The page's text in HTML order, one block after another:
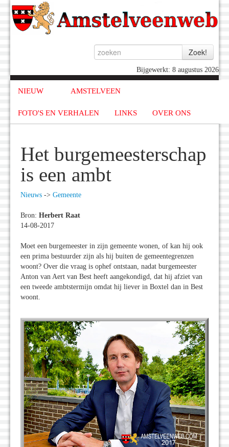
Bijgewerkt: 8 augustus 2026
NIEUW AMSTELVEEN
FOTO'S EN VERHALEN LINKS OVER ONS
Het burgemeesterschap
is een ambt
Nieuws -> Gemeente
Bron: Herbert Raat
14-08-2017
Moet een burgemeester in zijn gemeente wonen, of kan hij ook
een prima bestuurder zijn als hij buiten de gemeentegrenzen
woont? Over die vraag is ophef ontstaan, nadat burgemeester
Anton van Aert van Best heeft aangekondigd, dat hij afziet van
een tweede ambtstermijn omdat hij liever in Boxtel dan in Best
woont.